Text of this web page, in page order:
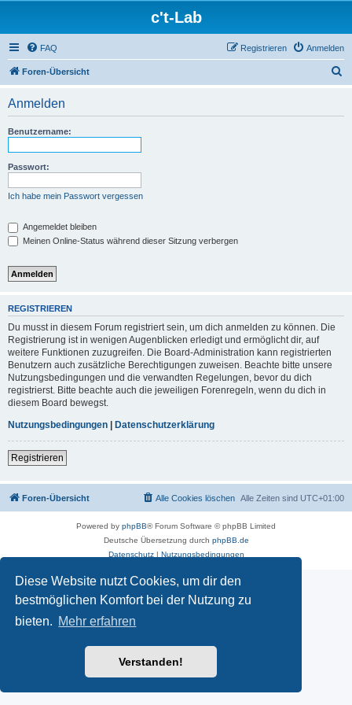
Diese Website nutzt Cookies, um dir den
bestmöglichen Komfort bei der Nutzung zu
bieten. Mehr erfahren
Verstanden!
c't-Lab
FAQ Anmelden
Registrieren
Foren-Übersicht
Anmelden
Benutzername:
Passwort:
Ich habe mein Passwort vergessen
Angemeldet bleiben
Meinen Online-Status während dieser Sitzung verbergen
REGISTRIEREN
Du musst in diesem Forum registriert sein, um dich anmelden zu können. Die
Registrierung ist in wenigen Augenblicken erledigt und ermöglicht dir, auf
weitere Funktionen zuzugreifen. Die Board-Administration kann registrierten
Benutzern auch zusätzliche Berechtigungen zuweisen. Beachte bitte unsere
Nutzungsbedingungen und die verwandten Regelungen, bevor du dich
registrierst. Bitte beachte auch die jeweiligen Forenregeln, wenn du dich in
diesem Board bewegst.
Nutzungsbedingungen | Datenschutzerklärung
Registrieren
Foren-Übersicht Alle Zeiten sind UTC+01:00
Alle Cookies löschen
Powered by phpBB® Forum Software © phpBB Limited
Deutsche Übersetzung durch phpBB.de
Datenschutz| Nutzungsbedingungen